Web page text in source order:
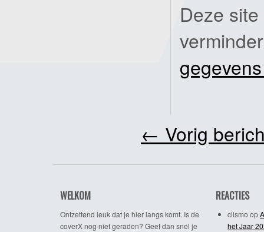
Deze
← Vorig
WELKOM
Ontzettend leuk dat je hier langs komt. Is de
coverX nog niet geraden? Geef dan snel je
REACTIES
clismo op
het Jaar